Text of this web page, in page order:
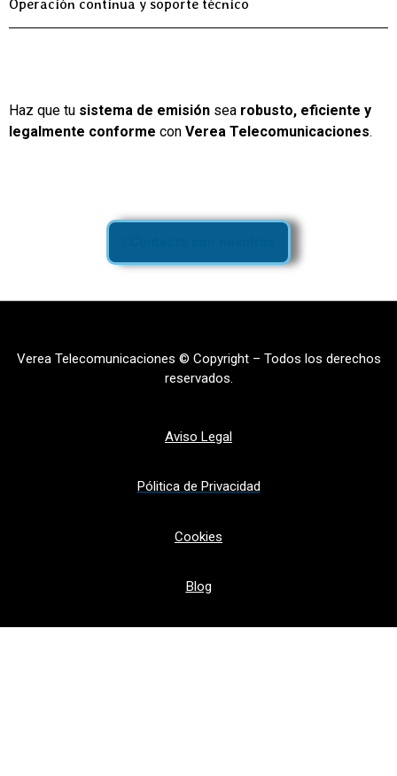
Operación continua y soporte técnico
Haz que tu sistema de emisión sea robusto, eficiente y
legalmente conforme con Verea Telecomunicaciones.
Verea Telecomunicaciones © Copyright – Todos los derechos
reservados.
Aviso Legal
Pólitica de Privacidad
Cookies
Blog